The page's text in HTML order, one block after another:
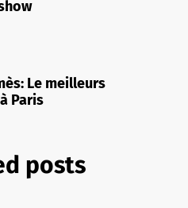
Le meilleurs
Paris
posts